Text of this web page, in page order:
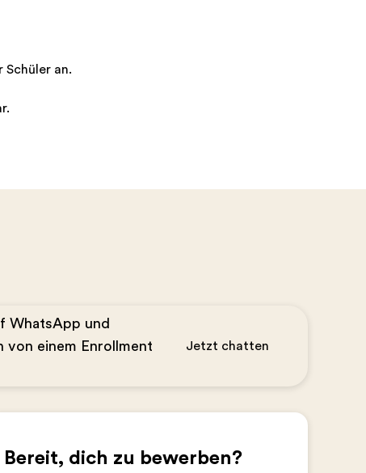
an.
WhatsApp und
einem Enrollment
Jetzt chatten
Bereit, dich zu bewerben?